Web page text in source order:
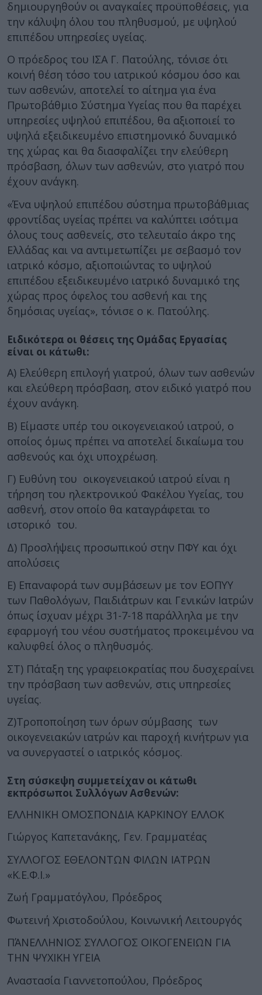
δημιουργηθούν οι αναγκαίες προϋποθέσεις, για
την κάλυψη όλου του πληθυσμού, με υψηλού
επιπέδου υπηρεσίες υγείας.
Ο πρόεδρος του ΙΣΑ Γ. Πατούλης, τόνισε ότι
κοινή θέση τόσο του ιατρικού κόσμου όσο και
των ασθενών, αποτελεί το αίτημα για ένα
Πρωτοβάθμιο Σύστημα Υγείας που θα παρέχει
υπηρεσίες υψηλού επιπέδου, θα αξιοποιεί το
υψηλά εξειδικευμένο επιστημονικό δυναμικό
της χώρας και θα διασφαλίζει την ελεύθερη
πρόσβαση, όλων των ασθενών, στο γιατρό που
έχουν ανάγκη.
«Ένα υψηλού επιπέδου σύστημα πρωτοβάθμιας
φροντίδας υγείας πρέπει να καλύπτει ισότιμα
όλους τους ασθενείς, στο τελευταίο άκρο της
Ελλάδας και να αντιμετωπίζει με σεβασμό τον
ιατρικό κόσμο, αξιοποιώντας το υψηλού
επιπέδου εξειδικευμένο ιατρικό δυναμικό της
χώρας προς όφελος του ασθενή και της
δημόσιας υγείας», τόνισε ο κ. Πατούλης.
Ειδικότερα οι θέσεις της Ομάδας Εργασίας
είναι οι κάτωθι:
Α) Ελεύθερη επιλογή γιατρού, όλων των ασθενών
και ελεύθερη πρόσβαση, στον ειδικό γιατρό που
έχουν ανάγκη.
Β) Είμαστε υπέρ του οικογενειακού ιατρού, ο
οποίος όμως πρέπει να αποτελεί δικαίωμα του
ασθενούς και όχι υποχρέωση.
Γ) Ευθύνη του οικογενειακού ιατρού είναι η
τήρηση του ηλεκτρονικού Φακέλου Υγείας, του
ασθενή, στον οποίο θα καταγράφεται το
ιστορικό του.
Δ) Προσλήψεις προσωπικού στην ΠΦΥ και όχι
απολύσεις
Ε) Επαναφορά των συμβάσεων με τον ΕΟΠΥΥ
των Παθολόγων, Παιδιάτρων και Γενικών Ιατρών
όπως ίσχυαν μέχρι 31-7-18 παράλληλα με την
εφαρμογή του νέου συστήματος προκειμένου να
καλυφθεί όλος ο πληθυσμός.
ΣΤ) Πάταξη της γραφειοκρατίας που δυσχεραίνει
την πρόσβαση των ασθενών, στις υπηρεσίες
υγείας.
Ζ)Τροποποίηση των όρων σύμβασης των
οικογενειακών ιατρών και παροχή κινήτρων για
να συνεργαστεί ο ιατρικός κόσμος.
Στη σύσκεψη συμμετείχαν οι κάτωθι
εκπρόσωποι Συλλόγων Ασθενών:
ΕΛΛΗΝΙΚΗ ΟΜΟΣΠΟΝΔΙΑ ΚΑΡΚΙΝΟΥ ΕΛΛΟΚ
Γιώργος Καπετανάκης, Γεν. Γραμματέας
ΣΥΛΛΟΓΟΣ ΕΘΕΛΟΝΤΩΝ ΦΙΛΩΝ ΙΑΤΡΩΝ
«Κ.Ε.Φ.Ι.»
Ζωή Γραμματόγλου, Πρόεδρος
Φωτεινή Χριστοδούλου, Κοινωνική Λειτουργός
ΠΆΝΕΛΛΗΝΙΟΣ ΣΥΛΛΟΓΟΣ ΟΙΚΟΓΕΝΕΙΩΝ ΓΙΑ
ΤΗΝ ΨΥΧΙΚΗ ΥΓΕΙΑ
Αναστασία Γιαννετοπούλου, Πρόεδρος